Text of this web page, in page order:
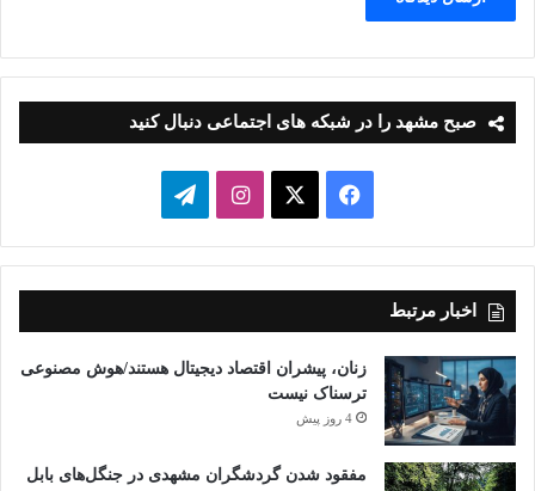
صبح مشهد را در شبکه های اجتماعی دنبال کنید
فیسبوک ایکساینستاگرامتلگرام
اخبار مرتبط
زنان، پیشران اقتصاد دیجیتال هستند/هوش مصنوعی
ترسناک نیست
4 روز پیش
مفقود شدن گردشگران مشهدی در جنگل‌های بابل